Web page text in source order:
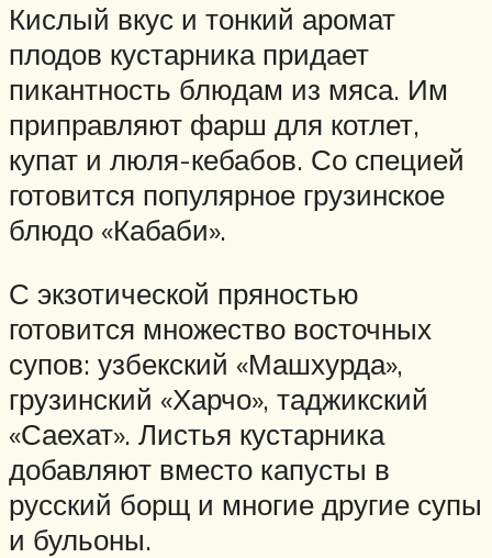
Кислый вкус и тонкий аромат
плодов кустарника придает
пикантность блюдам из мяса. Им
приправляют фарш для котлет,
купат и люля-кебабов. Со специей
готовится популярное грузинское
блюдо «Кабаби».
С экзотической пряностью
готовится множество восточных
супов: узбекский «Машхурда»,
грузинский «Харчо», таджикский
«Саехат». Листья кустарника
добавляют вместо капусты в
русский борщ и многие другие супы
и бульоны.